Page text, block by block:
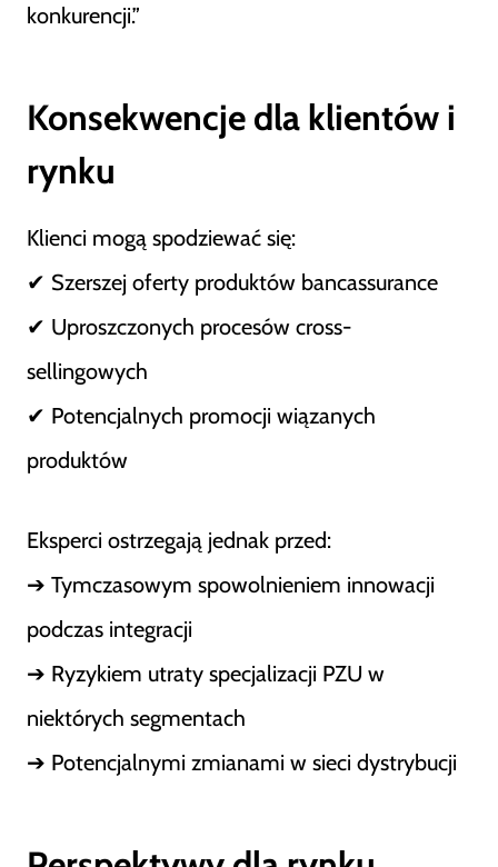
konkurencji.”
Konsekwencje dla klientów i
rynku
Klienci mogą spodziewać się:
✔ Szerszej oferty produktów bancassurance
✔ Uproszczonych procesów cross-
sellingowych
✔ Potencjalnych promocji wiązanych
produktów
Eksperci ostrzegają jednak przed:
➔ Tymczasowym spowolnieniem innowacji
podczas integracji
➔ Ryzykiem utraty specjalizacji PZU w
niektórych segmentach
➔ Potencjalnymi zmianami w sieci dystrybucji